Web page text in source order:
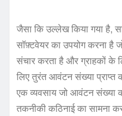
जैसा कि उल्लेख किया गया है,
सॉफ़्टवेयर का उपयोग करना
संचार करता है और ग्राहकों के
लिए तुरंत आवंटन संख्या प्राप्त
एक व्यवसाय जो आवंटन संख्या
तकनीकी कठिनाई का सामना